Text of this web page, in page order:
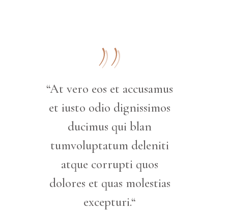
“At vero eos et accusamus
et iusto odio dignissimos
ducimus qui blan
tumvoluptatum deleniti
atque corrupti quos
dolores et quas molestias
excepturi.“